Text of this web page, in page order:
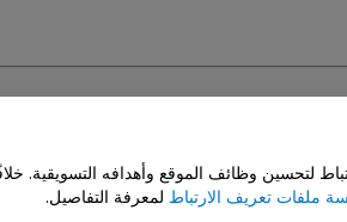
لتحسين وظائف الموقع وأهدافه التسويقية.
ملفات تعريف الارتباط لمعرفة التفاصيل.